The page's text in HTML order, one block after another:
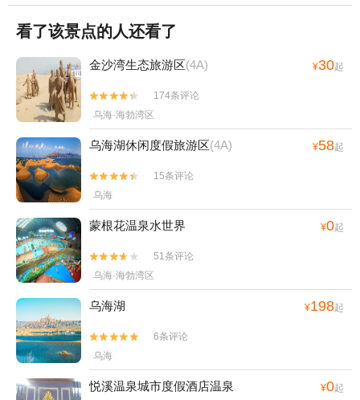
看了该景点的人还看了
金沙湾生态旅游区(4A) ¥30起


174条评论
乌海·海勃湾区
乌海湖休闲度假旅游区(4A) ¥58起


15条评论
乌海
蒙根花温泉水世界 ¥0起


51条评论
乌海·海勃湾区
乌海湖 ¥198起


6条评论
乌海
悦溪温泉城市度假酒店温泉 ¥0起